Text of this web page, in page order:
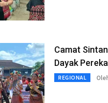
Camat
Dayak
REGIONAL